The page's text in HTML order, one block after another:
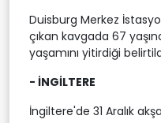
Duisburg Merkez
çıkan kavgada 67
yaşamını yitirdiği
- İNGİLTERE
İngiltere'de 31 Aralık